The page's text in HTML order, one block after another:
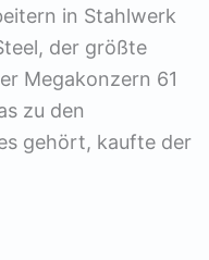
in Stahlwerk
der größte
Megakonzern 61
zu den
gehört, kaufte der